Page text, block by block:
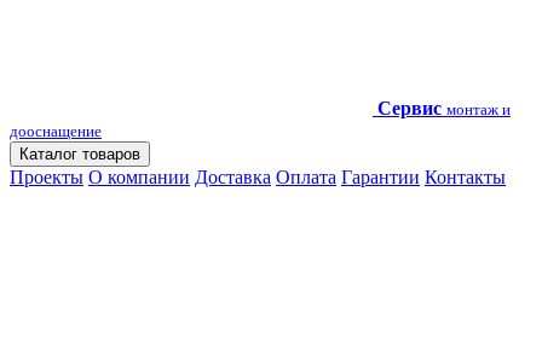
Сервис монтаж и
дооснащение
Каталог товаров
Проекты О компании Доставка Оплата Гарантии Контакты